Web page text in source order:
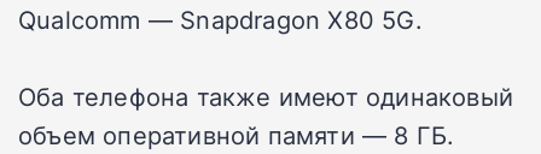
Qualcomm — Snapdragon X80 5G.
Оба телефона также имеют одинаковый
объем оперативной памяти — 8 ГБ.